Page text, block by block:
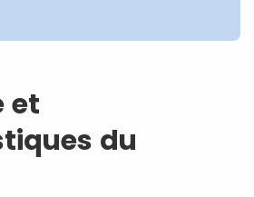
et
du